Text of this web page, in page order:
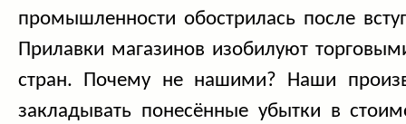
промышленности обострилась после
Прилавки магазинов изобилуют
стран. Почему не нашими? Наши
закладывать понесённые убытки в